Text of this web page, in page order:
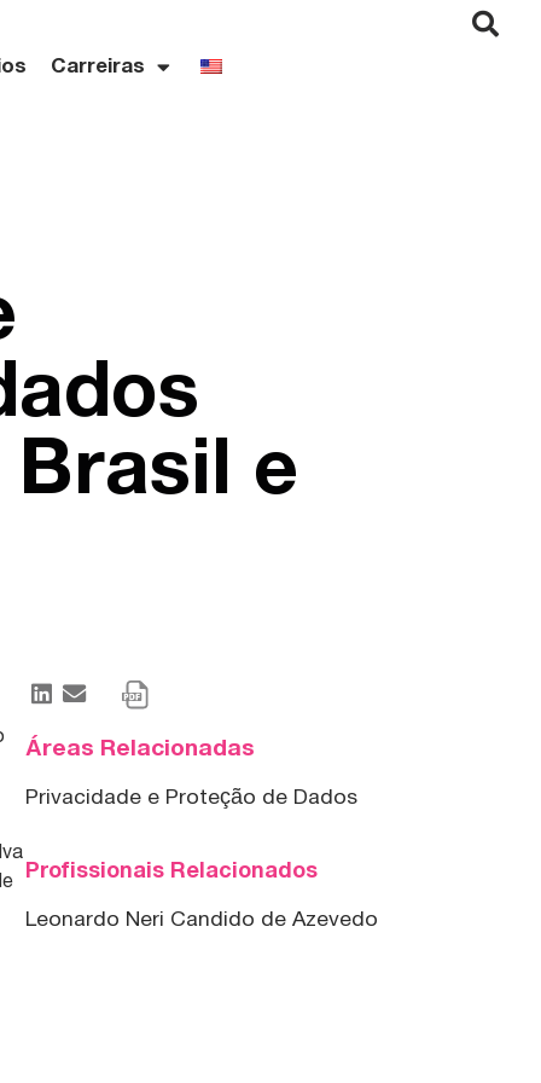
Carreiras
e
Áreas Relacionadas
Privacidade e Proteção de Dados
Profissionais Relacionados
Leonardo Neri Candido de Azevedo